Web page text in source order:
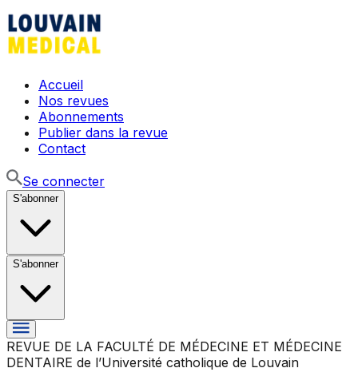
Accueil
Nos revues
Abonnements
Publier dans la revue
Contact
Se connecter
S'abonner
S'abonner
REVUE DE LA FACULTÉ DE MÉDECINE ET MÉDECINE
DENTAIRE de l’Université catholique de Louvain